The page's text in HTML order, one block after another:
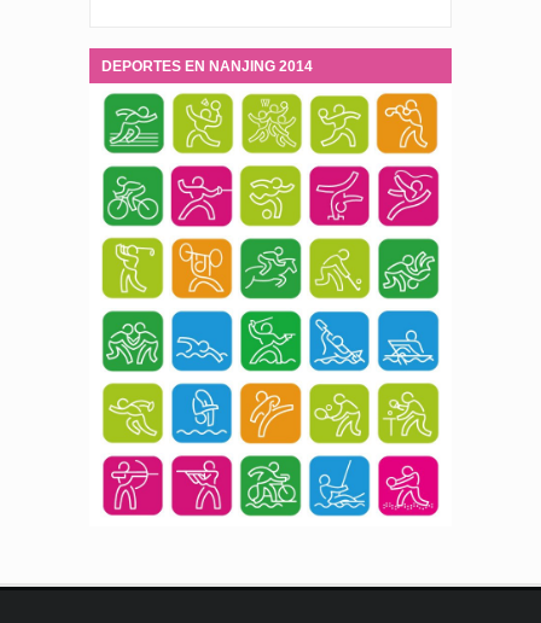
DEPORTES EN NANJING 2014